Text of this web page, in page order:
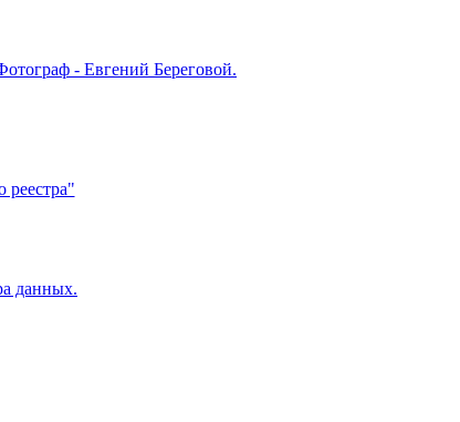
- Евгений Береговой.
реестра"
данных.